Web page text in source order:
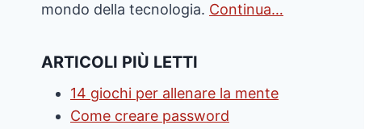
mondo della tecnologia. Continua…
ARTICOLI PIÙ LETTI
14 giochi per allenare la mente
Come creare password